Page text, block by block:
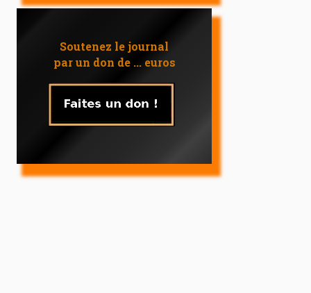
Soutenez le journal
par un don de ... euros